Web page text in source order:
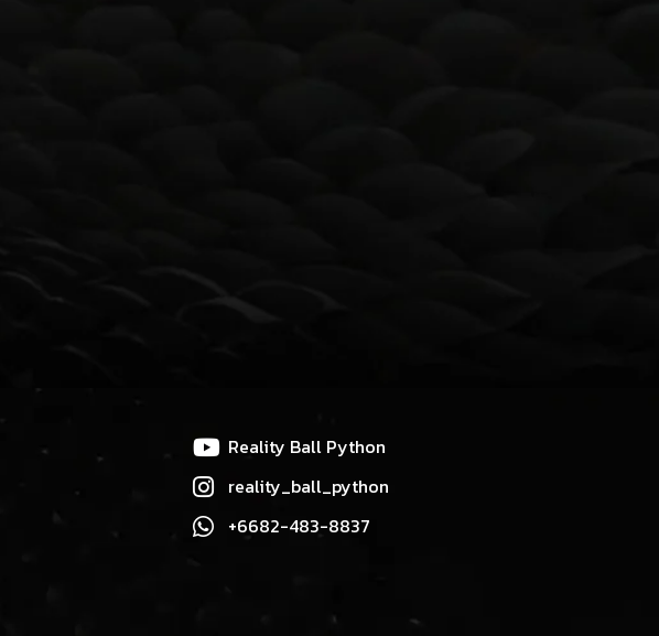
Reality Ball Python
reality_ball_python
+6682-483-8837